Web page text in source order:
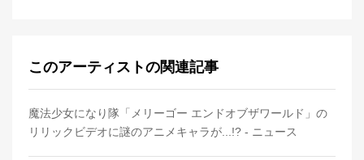
このアーティストの関連記事
魔法少女になり隊「メリーゴー エンドオブザワールド」の
リリックビデオに謎のアニメキャラが...!? - ニュース